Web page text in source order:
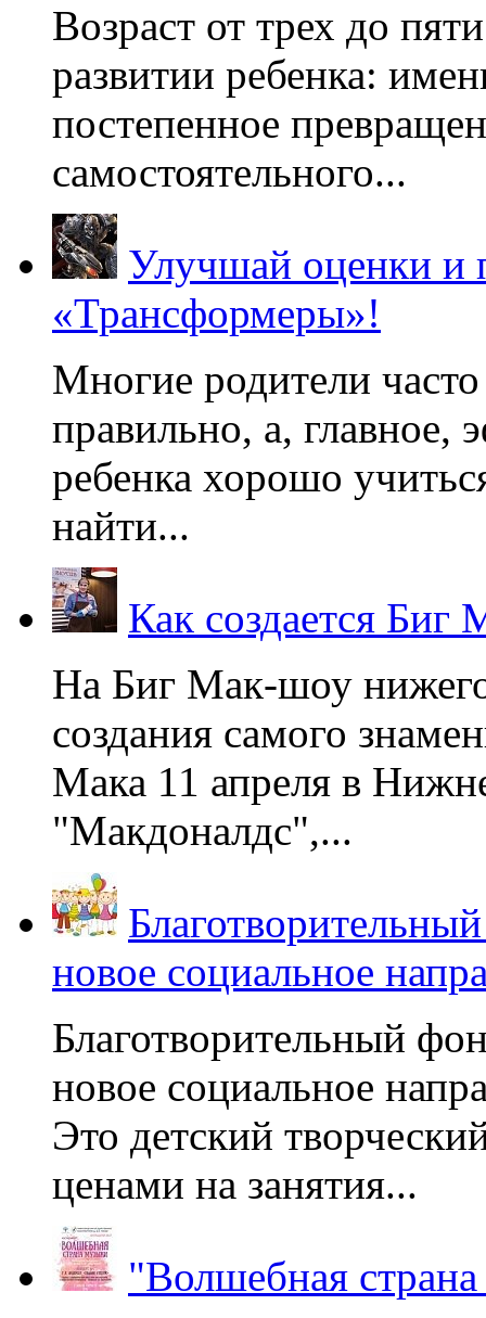
Возраст от трех до
развитии ребенка:
постепенное
самостоятельного...
Улучшай оценки и
«Трансформеры»!
Многие родители
правильно, а, главное,
ребенка хорошо
найти...
Как создается Биг
На Биг Мак-шоу
создания самого
Мака 11 апреля в
"Макдоналдс",...
новое социальное
Благотворительный
новое социальное
Это детский
ценами на занятия...
"Волшебная